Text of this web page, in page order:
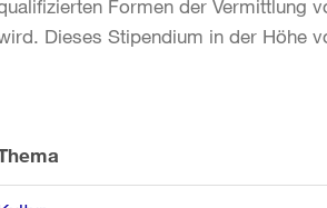
Formen der Vermittlung
Dieses Stipendium in der Höhe